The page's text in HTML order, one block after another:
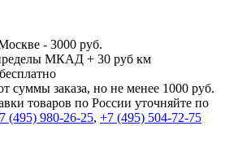
- 3000 руб.
МКАД + 30 руб км
суммы заказа, но не менее 1000 руб.
товаров по России уточняйте по
(495) 980-26-25, +7 (495) 504-72-75